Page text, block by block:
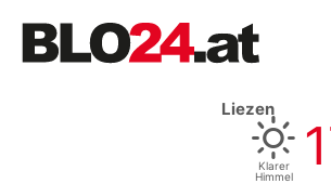
Liezen
Klarer
Himmel